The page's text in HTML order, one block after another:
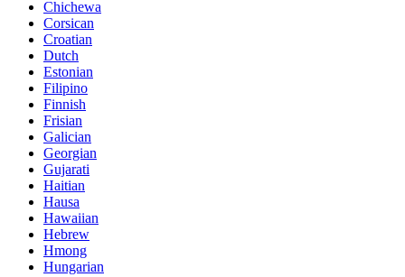
Chichewa
Corsican
Croatian
Dutch
Estonian
Filipino
Finnish
Frisian
Galician
Georgian
Gujarati
Haitian
Hausa
Hawaiian
Hebrew
Hmong
Hungarian